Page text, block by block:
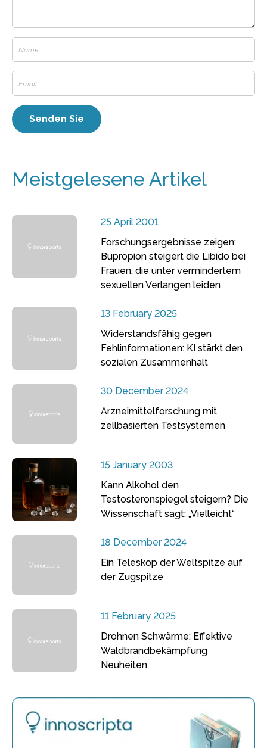
Meistgelesene Artikel
25 April 2001
Forschungsergebnisse zeigen:
Bupropion steigert die Libido bei
Frauen, die unter vermindertem
sexuellen Verlangen leiden
13 February 2025
Widerstandsfähig gegen
Fehlinformationen: KI stärkt den
sozialen Zusammenhalt
30 December 2024
Arzneimittelforschung mit
zellbasierten Testsystemen
15 January 2003
Kann Alkohol den
Testosteronspiegel steigern? Die
Wissenschaft sagt: „Vielleicht“
18 December 2024
Ein Teleskop der Weltspitze auf
der Zugspitze
11 February 2025
Drohnen Schwärme: Effektive
Waldbrandbekämpfung
Neuheiten